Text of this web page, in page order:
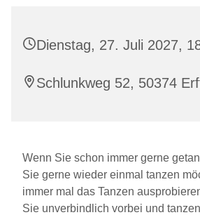
Dienstag, 27. Juli 2027,
Schlunkweg 52, 50374
Wenn Sie schon immer gerne
Sie gerne wieder einmal tanzen
immer mal das Tanzen
Sie unverbindlich vorbei und